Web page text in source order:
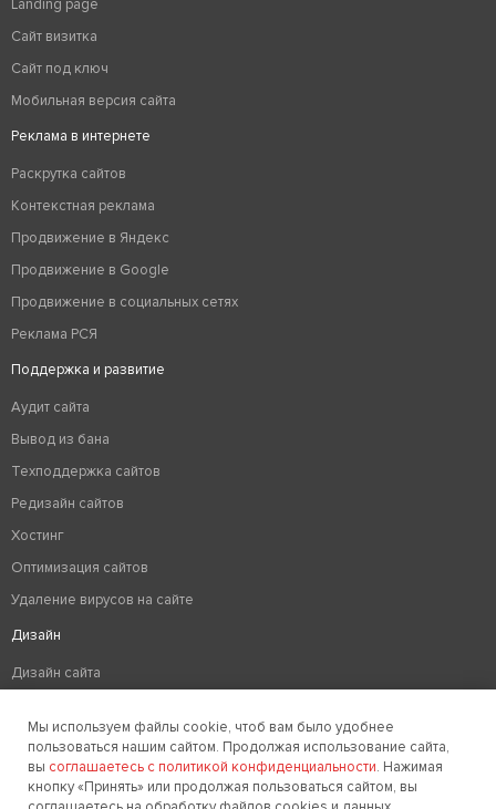
Landing page
Сайт визитка
Сайт под ключ
Мобильная версия сайта
Реклама в интернете
Раскрутка сайтов
Контекстная реклама
Продвижение в Яндекс
Продвижение в Google
Продвижение в социальных сетях
Реклама РСЯ
Поддержка и развитие
Аудит сайта
Вывод из бана
Техподдержка сайтов
Редизайн сайтов
Хостинг
Оптимизация сайтов
Удаление вирусов на сайте
Дизайн
Дизайн сайта
Создание фирменного стиля
Мы используем файлы cookie, чтоб вам было удобнее
пользоваться нашим сайтом. Продолжая использование сайта,
вы соглашаетесь с политикой конфиденциальности. Нажимая
кнопку «Принять» или продолжая пользоваться сайтом, вы